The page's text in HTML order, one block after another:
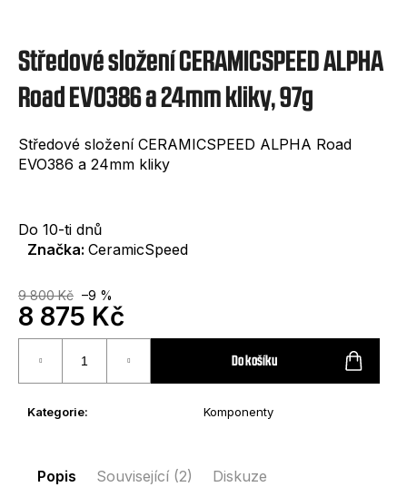
Středové složení CERAMICSPEED ALPHA
Road EVO386 a 24mm kliky, 97g
Středové složení CERAMICSPEED ALPHA Road
EVO386 a 24mm kliky
Do 10-ti dnů
Značka: CeramicSpeed
9 800 Kč –9 %
8 875 Kč
Měrná
cena:
Do košíku
Kategorie: Komponenty
Popis Související (2) Diskuze
e
n
j
?